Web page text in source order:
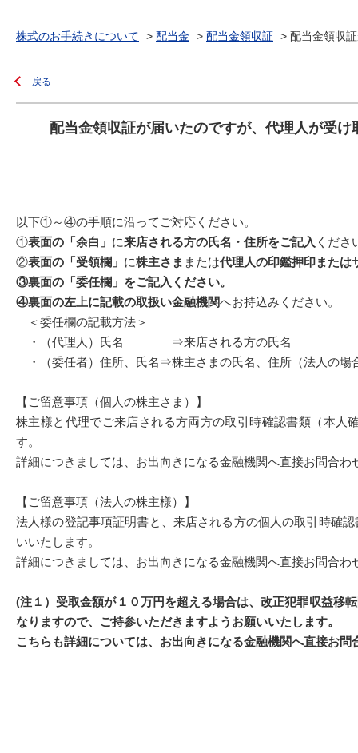
株式のお手続きについて > 配当金 > 配当金領収証 > 配当金領収
戻る
配当金領収証が届いたのですが、代理人が受
以下①～④の手順に沿ってご対応ください。
①表面の「余白」 に来店される方の氏名・住所をご記入 くださ
②表面の「受領欄」 に株主さま または代理人の印鑑押印または
③裏面の「委任欄」をご記入ください。
④裏面の左上に記載の取扱い金融機関へお持込みください。
＜委任欄の記載方法＞
・（代理人）氏名 ⇒来店される方の氏名
・（委任者）住所、氏名⇒株主さまの氏名、住所（法人の場
【ご留意事項（個人の株主さま）】
株主様と代理でご来店される方両方の取引時確認書類（本人
す。
詳細につきましては、お出向きになる金融機関へ直接お問合わ
【ご留意事項（法人の株主様）】
法人様の登記事項証明書と、来店される方の個人の取引時確
いいたします。
詳細につきましては、お出向きになる金融機関へ直接お問合わ
(注１）受取金額が１０万円を超える場合は、改正犯罪収益移
なりますので、ご持参いただきますようお願いいたします。
こちらも詳細については、お出向きになる金融機関へ直接お問